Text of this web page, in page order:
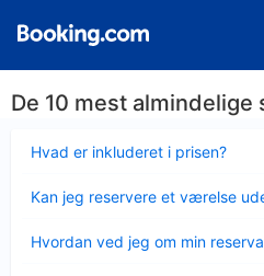
De 10 mest almindelige
Hvad er inkluderet i prisen?
Kan jeg reservere et værelse
Hvordan ved jeg om min